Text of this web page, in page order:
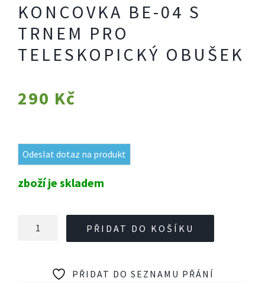
KONCOVKA BE-04 S
TRNEM PRO
TELESKOPICKÝ OBUŠEK
290 Kč
Odeslat dotaz na produkt
zboží je skladem
PŘIDAT DO KOŠÍKU
PŘIDAT DO SEZNAMU PŘÁNÍ